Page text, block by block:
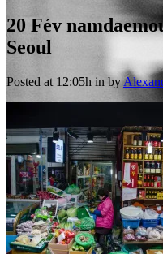
20 Fév
Seoul
Posted at 12:05h in by